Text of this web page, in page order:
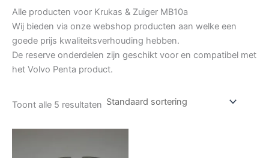
Alle producten voor Krukas & Zuiger MB10a
Wij bieden via onze webshop producten aan welke een
goede prijs kwaliteitsverhouding hebben.
De reserve onderdelen zijn geschikt voor en compatibel met
het Volvo Penta product.
Toont alle 5 resultaten